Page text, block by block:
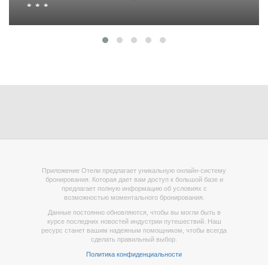
Приложение Отели предлагает уникальную онлайн-систему
бронирования. Которая дает вам доступ к большой базе и
предлагает полную информацию об условиях с
возможностью моментального бронирования.
Данные постоянно обновляются, чтобы вы могли быть в
курсе последних новостей индустрии путешествий. Наш
ресурс станет вашим надежным помощником, чтобы всегда
сделать правильный выбор.
Политика конфиденциальности